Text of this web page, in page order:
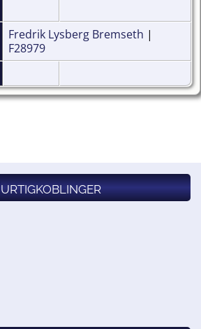
Fredrik Lysberg Bremseth |
F28979